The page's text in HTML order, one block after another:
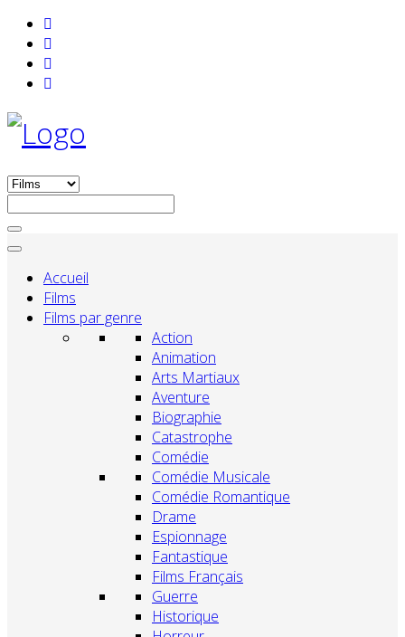
Accueil
Films
Films par genre
Action
Animation
Arts Martiaux
Aventure
Biographie
Catastrophe
Comédie
Comédie Musicale
Comédie Romantique
Drame
Espionnage
Fantastique
Films Français
Guerre
Historique